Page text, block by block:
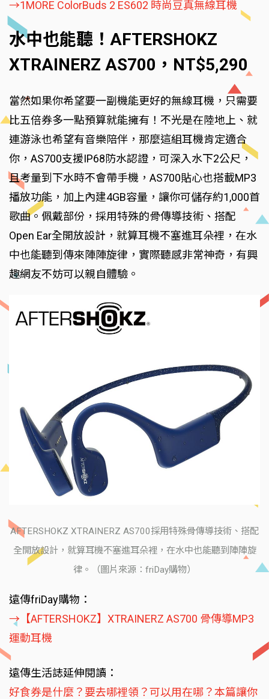
→1MORE ColorBuds 2 ES602 時尚豆真無線耳機
水中也能聽！AFTERSHOKZ
XTRAINERZ AS700，NT$5,290
當然如果你希望要一副機能更好的無線耳機，只需要
比五倍券多一點預算就能擁有！不光是在陸地上、就
連游泳也希望有音樂陪伴，那麼這組耳機肯定適合
你，AS700支援IP68防水認證，可深入水下2公尺，
且考量到下水時不會帶手機，AS700貼心也搭載MP3
播放功能，加上內建4GB容量，讓你可儲存約1,000首
歌曲。佩戴部份，採用特殊的骨傳導技術、搭配
Open Ear全開放設計，就算耳機不塞進耳朵裡，在水
中也能聽到傳來陣陣旋律，實際聽感非常神奇，有興
趣網友不妨可以親自體驗。
AFTERSHOKZ XTRAINERZ AS700採用特殊骨傳導技術、搭配
全開放設計，就算耳機不塞進耳朵裡，在水中也能聽到陣陣旋
律。（圖片來源：friDay購物）
遠傳friDay購物：
→【AFTERSHOKZ】XTRAINERZ AS700 骨傳導MP3
運動耳機
遠傳生活誌延伸閱讀：
好食券是什麼？要去哪裡領？可以用在哪？本篇讓你